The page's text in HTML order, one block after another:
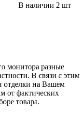
В наличии 2 шт
монитора разные
В связи с этим
отделки на Вашем
от фактических
товара.